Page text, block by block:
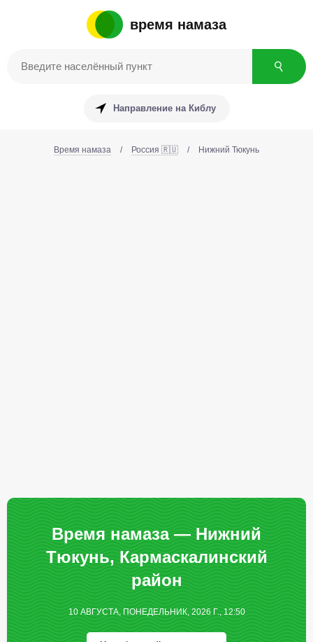
время намаза
Направление на Киблу
Время намаза / Россия 🇷🇺 / Нижний Тюкунь
Время намаза — Нижний
Тюкунь, Кармаскалинский
район
10 АВГУСТА, ПОНЕДЕЛЬНИК, 2026 Г., 12:50